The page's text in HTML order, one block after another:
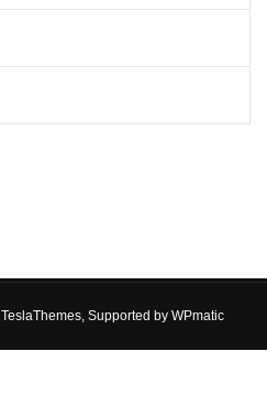
TeslaThemes, Supported by WPmatic